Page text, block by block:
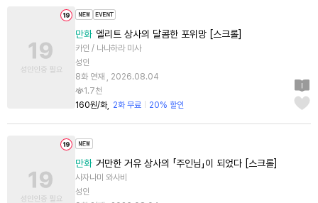
만화 엘리트 상사의 달콤한 포위망 [스크롤]
카인 / 나나하라 미사
성인
8화 연재 , 2026.08.04
1.7천
160원/화
2화 무료 20% 할인
만화 거만한 거유 상사의 「주인님」이 되었다 [스크롤]
사자나미 와사비
성인